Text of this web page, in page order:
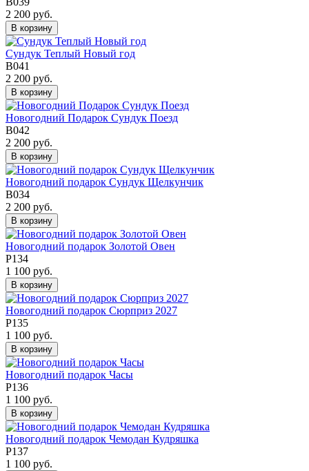
2 200 руб.
В корзину
Сундук Теплый Новый год
В041
2 200 руб.
В корзину
Новогодний Подарок Сундук Поезд
В042
2 200 руб.
В корзину
Новогодний подарок Сундук Щелкунчик
В034
2 200 руб.
В корзину
Новогодний подарок Золотой Овен
Р134
1 100 руб.
В корзину
Новогодний подарок Сюрприз 2027
Р135
1 100 руб.
В корзину
Новогодний подарок Часы
Р136
1 100 руб.
В корзину
Новогодний подарок Чемодан Кудряшка
Р137
1 100 руб.